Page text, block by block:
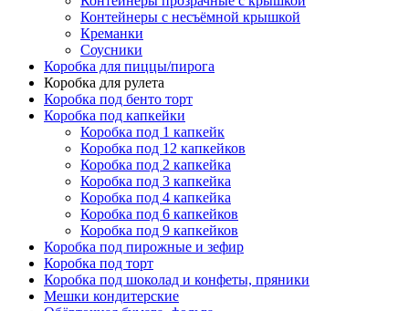
Контейнеры с несъёмной крышкой
Креманки
Соусники
Коробка для пиццы/пирога
Коробка для рулета
Коробка под бенто торт
Коробка под капкейки
Коробка под 1 капкейк
Коробка под 12 капкейков
Коробка под 2 капкейка
Коробка под 3 капкейка
Коробка под 4 капкейка
Коробка под 6 капкейков
Коробка под 9 капкейков
Коробка под пирожные и зефир
Коробка под торт
Коробка под шоколад и конфеты, пряники
Мешки кондитерские